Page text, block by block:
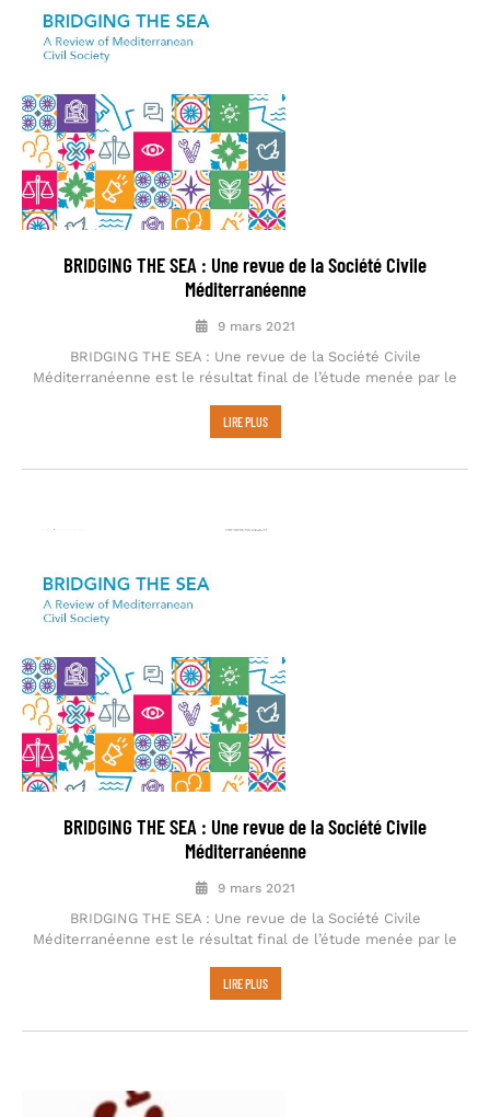
BRIDGING THE SEA : Une revue de la Société Civile
Méditerranéenne
9 mars 2021
BRIDGING THE SEA : Une revue de la Société Civile
Méditerranéenne est le résultat final de l’étude menée par le
LIRE PLUS
BRIDGING THE SEA : Une revue de la Société Civile
Méditerranéenne
9 mars 2021
BRIDGING THE SEA : Une revue de la Société Civile
Méditerranéenne est le résultat final de l’étude menée par le
LIRE PLUS